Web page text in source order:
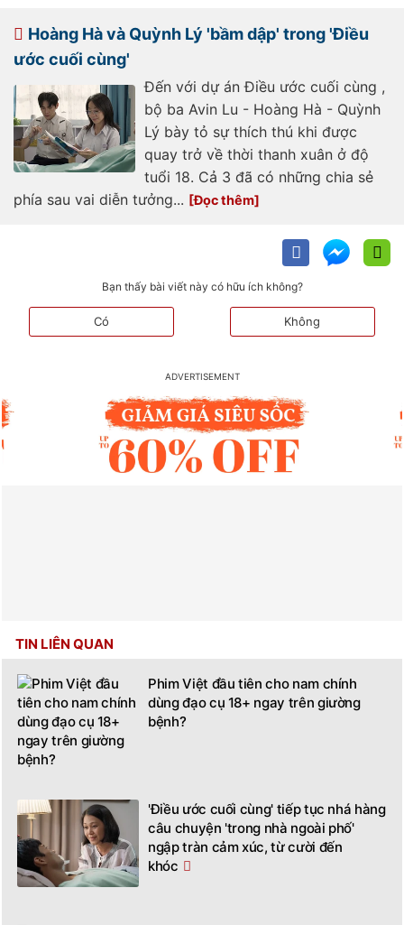
trung-moi-cua-dien-anh-viet-
193250705091250193.htm
Hoàng Hà và Quỳnh Lý 'bầm dập' trong 'Điều
ước cuối cùng'
Đến với dự án Điều ước cuối cùng ,
bộ ba Avin Lu - Hoàng Hà - Quỳnh
Lý bày tỏ sự thích thú khi được
quay trở về thời thanh xuân ở độ
tuổi 18. Cả 3 đã có những chia sẻ
phía sau vai diễn tưởng...
Bạn thấy bài viết này có hữu ích không?
Có Không
TIN LIÊN QUAN
Phim Việt đầu tiên cho nam chính
dùng đạo cụ 18+ ngay trên giường
bệnh?
'Điều ước cuối cùng' tiếp tục nhá hàng
câu chuyện 'trong nhà ngoài phố'
ngập tràn cảm xúc, từ cười đến
khóc